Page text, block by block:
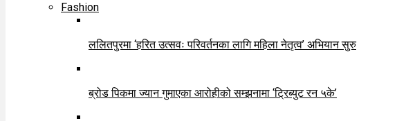
Fashion
ललितपुरमा ‘हरित उत्सवः परिवर्तनका लागि महिला नेतृत्व’ अभियान सुरु
ब्रोड पिकमा ज्यान गुमाएका आरोहीको सम्झनामा ‘ट्रिब्युट रन ५के’